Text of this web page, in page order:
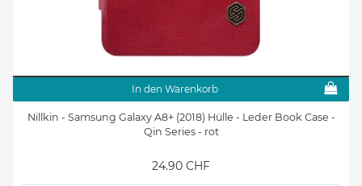
In den Warenkorb
Nillkin - Samsung Galaxy A8+ (2018) Hülle - Leder Book Case -
Qin Series - rot
24.90 CHF